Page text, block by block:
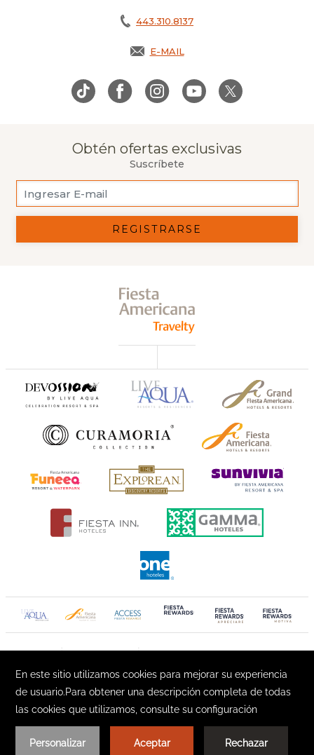
443.310.8137
E-MAIL
OPENS IN A NEW TAB.
Obtén ofertas exclusivas
Suscríbete
REGISTRARSE